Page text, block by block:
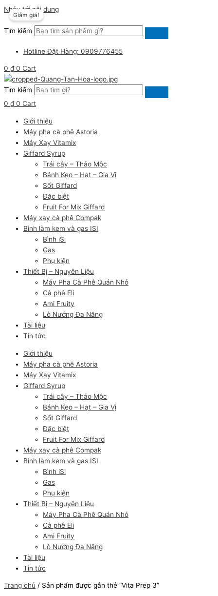
Nhảy tới nội dung
Tìm kiếm
Hotline Đặt Hàng: 0909776455
0 ₫ 0 Cart
Tìm kiếm
0 ₫ 0 Cart
Giới thiệu
Máy pha cà phê Astoria
Máy Xay Vitamix
Giffard Syrup
Trái cây – Thảo Mộc
Bánh Kẹo – Hạt – Gia Vị
Sốt Giffard
Đặc biệt
Fruit For Mix Giffard
Máy xay cà phê Compak
Bình làm kem và gas ISI
Bình iSi
Gas
Phụ kiện
Thiết Bị – Nguyên Liệu
Máy Pha Cà Phê Quán Nhỏ
Cà phê Eli
Ami Fruity
Lò Nướng Đa Năng
Tài liệu
Tin tức
Giới thiệu
Máy pha cà phê Astoria
Máy Xay Vitamix
Giffard Syrup
Trái cây – Thảo Mộc
Bánh Kẹo – Hạt – Gia Vị
Sốt Giffard
Đặc biệt
Fruit For Mix Giffard
Máy xay cà phê Compak
Bình làm kem và gas ISI
Bình iSi
Gas
Phụ kiện
Thiết Bị – Nguyên Liệu
Máy Pha Cà Phê Quán Nhỏ
Cà phê Eli
Ami Fruity
Lò Nướng Đa Năng
Tài liệu
Tin tức
Trang chủ / Sản phẩm được gắn thẻ “Vita Prep 3”
Giảm giá!